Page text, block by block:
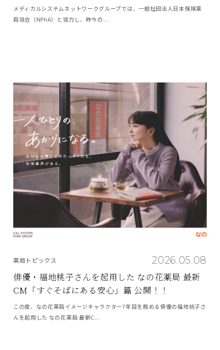
メディカルシステムネットワークグループでは、一般社団法人日本保険薬
局協会（NPhA）と協力し、昨今の...
2026.05.08
薬局トピックス
俳優・福地桃子さんを起用した なの花薬局 最新
CM「すぐそばにある安心」篇 公開！！
この度、なの花薬局イメージキャラクター7年目を務める俳優の福地桃子さ
んを起用した なの花薬局 最新C...